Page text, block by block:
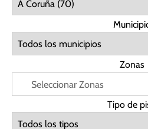
Zonas
Seleccionar Zonas
Tipo de